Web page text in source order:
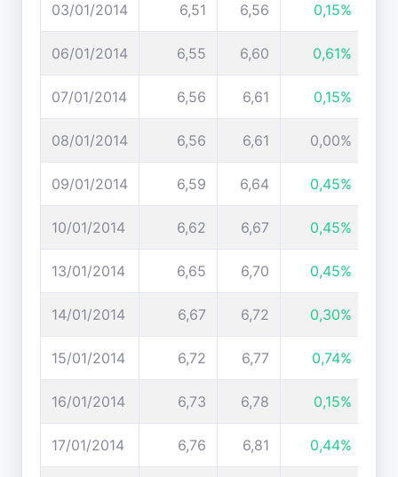
03/01/2014 6,51 6,56 0,15%
06/01/2014 6,55 6,60 0,61%
07/01/2014 6,56 6,61 0,15%
08/01/2014 6,56 6,61 0,00%
09/01/2014 6,59 6,64 0,45%
10/01/2014 6,62 6,67 0,45%
13/01/2014 6,65 6,70 0,45%
14/01/2014 6,67 6,72 0,30%
15/01/2014 6,72 6,77 0,74%
16/01/2014 6,73 6,78 0,15%
17/01/2014 6,76 6,81 0,44%